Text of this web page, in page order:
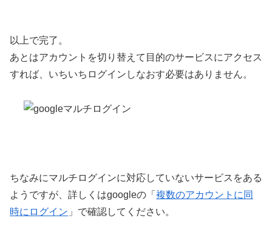
以上で完了。
あとはアカウントを切り替えて目的のサービスにアクセス
すれば、いちいちログインしなおす必要はありません。
ちなみにマルチログインに対応していないサービスをある
ようですが、詳しくはgoogleの「 複数のアカウントに同
時にログイン 」で確認してください。